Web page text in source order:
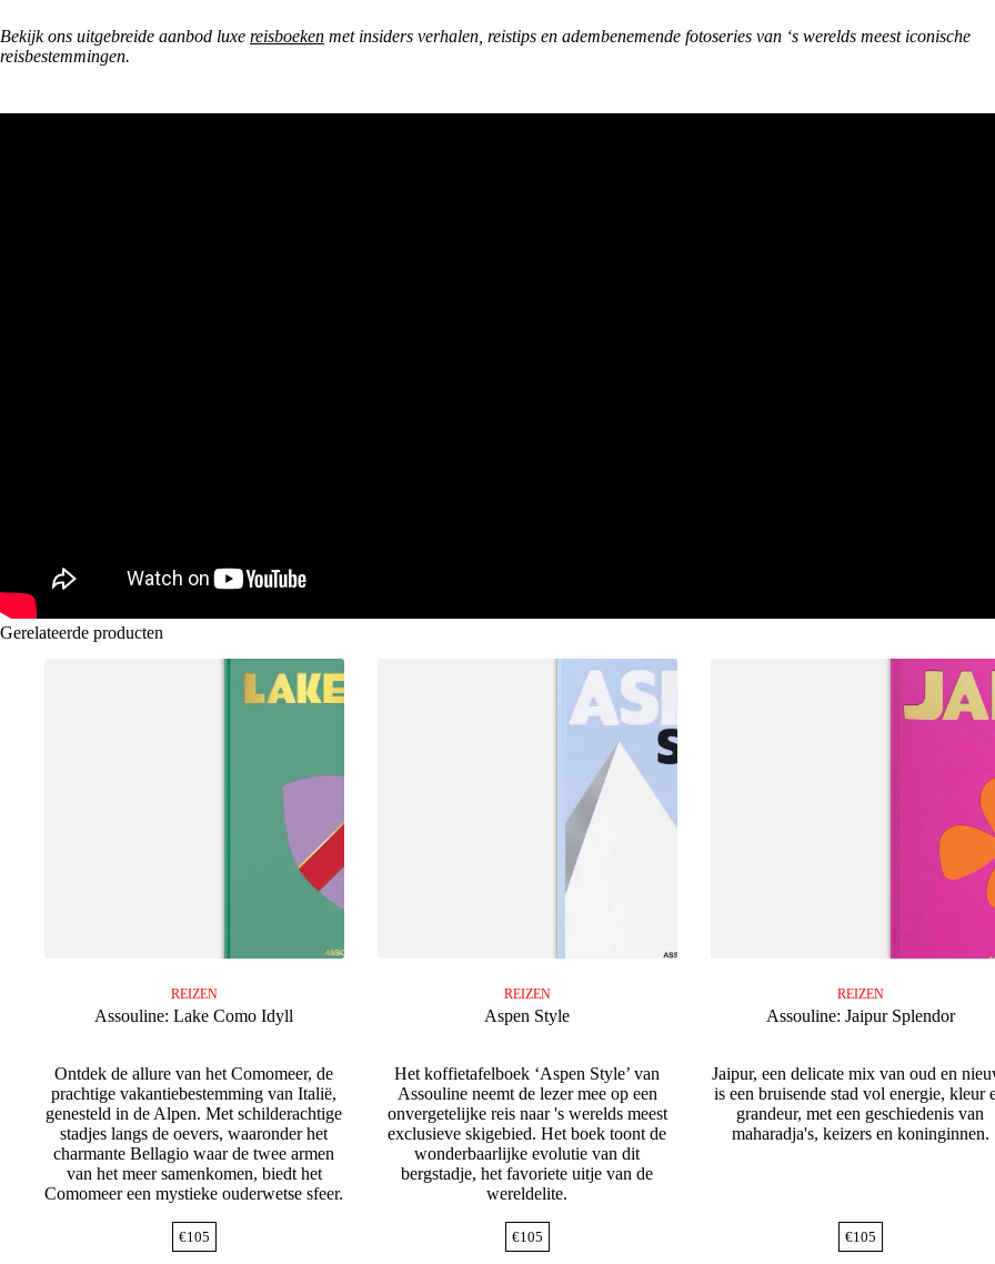
Bekijk ons uitgebreide aanbod luxe reisboeken met insiders verhalen, reistips en adembenemende fotoseries van ‘s werelds meest iconische
reisbestemmingen.
Gerelateerde producten
REIZEN
Assouline: Lake Como Idyll
Ontdek de allure van het Comomeer, de
prachtige vakantiebestemming van Italië,
genesteld in de Alpen. Met schilderachtige
stadjes langs de oevers, waaronder het
charmante Bellagio waar de twee armen
van het meer samenkomen, biedt het
Comomeer een mystieke ouderwetse sfeer.
€105
REIZEN
Aspen Style
Het koffietafelboek ‘Aspen Style’ van
Assouline neemt de lezer mee op een
onvergetelijke reis naar 's werelds meest
exclusieve skigebied. Het boek toont de
wonderbaarlijke evolutie van dit
bergstadje, het favoriete uitje van de
wereldelite.
€105
REIZEN
Assouline: Jaipur Splendor
Jaipur, een delicate mix van oud en
is een bruisende stad vol energie, kleur
grandeur, met een geschiedenis van
maharadja's, keizers en koninginnen.
€105